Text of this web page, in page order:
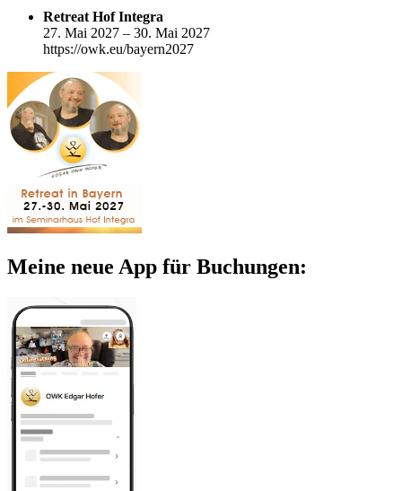
Retreat Hof Integra
27. Mai 2027 – 30. Mai 2027
https://owk.eu/bayern2027
Meine neue App für Buchungen: